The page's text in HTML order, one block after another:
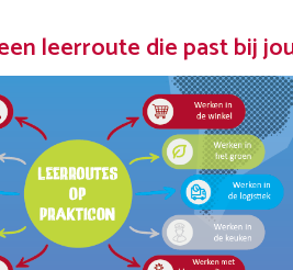
leerroute die past bij